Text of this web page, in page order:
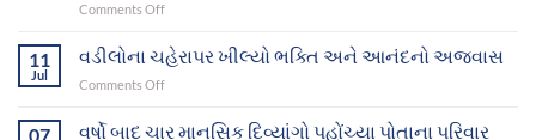
સુધી
પોતાના
પરિવાર
સુધી
Comments Offon
રાહ
જોતા
દુનિયા
ગયા,
11
Jul
વડીલોના ચહેરાપર ખીલ્યો ભક્તિ અને આનંદનો અજવાસ
Comments Offon
ચહેરાપર
07
વર્ષો બાદ ચાર માનસિક દિવ્યાંગો પહોંચ્યા પોતાના પરિવાર